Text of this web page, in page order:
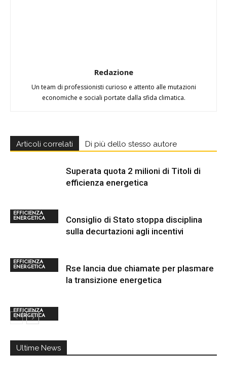
Redazione
Un team di professionisti curioso e attento alle mutazioni
economiche e sociali portate dalla sfida climatica.
Articoli correlati Di più dello stesso autore
EFFICIENZA
ENERGETICA
Superata quota 2 milioni di Titoli di
efficienza energetica
EFFICIENZA
ENERGETICA
Consiglio di Stato stoppa disciplina
sulla decurtazioni agli incentivi
EFFICIENZA
ENERGETICA
Rse lancia due chiamate per plasmare
la transizione energetica
Ultime News